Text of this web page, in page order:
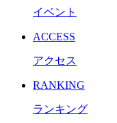
イベント
ACCESS
アクセス
RANKING
ランキング